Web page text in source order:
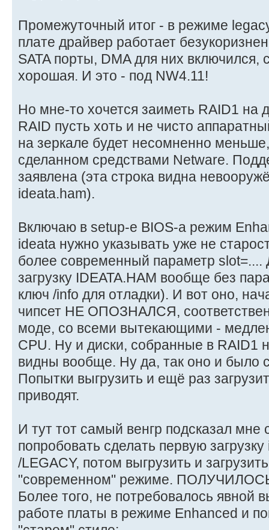
Промежуточный итог - в режиме
плате драйвер работает
SATA порты, DMA для них включился,
хорошая. И это - под NW4.11!
Но мне-то хочется заиметь RAID1 на
RAID пусть хоть и не чисто
на зеркале будет несомненно
сделанном средствами Netware.
заявлена (эта строка видна
ideata.ham).
Включаю в setup-е BIOS-а режим
ideata нужно указывать уже не
более современный параметр
загрузку IDEATA.HAM вообще без
ключ /info для отладки). И вот оно,
чипсет НЕ ОПОЗНАЛСЯ,
моде, со всеми вытекающими -
CPU. Ну и диски, собранные в RAID1
видны вообще. Ну да, так оно и было
Попытки выгрузить и ещё раз
приводят.
И тут тот самый венгр подсказал мне
попробовать сделать первую
/LEGACY, потом выгрузить и
"современном" режиме.
Более того, не потребовалось явной
работе платы в режиме Enhanced и